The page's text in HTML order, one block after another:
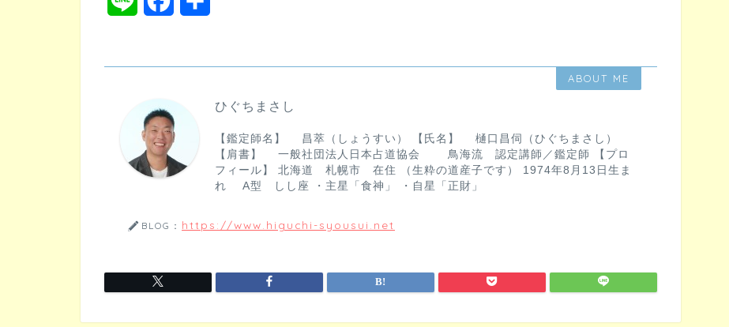
b
ABOUT ME
ひぐちまさし
【鑑定師名】 昌萃（しょうすい） 【氏名】 樋口昌伺（ひぐちまさし）
【肩書】 一般社団法人日本占道協会 鳥海流 認定講師／鑑定師 【プロ
フィール】 北海道 札幌市 在住 （生粋の道産子です） 1974年8月13日生ま
れ A型 しし座 ・主星「食神」 ・自星「正財」
BLOG： https://www.higuchi-syousui.net